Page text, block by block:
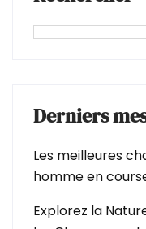
Derniers
Les meilleures
homme en
Explorez la